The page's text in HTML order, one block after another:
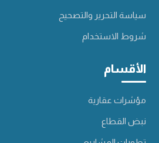
سياسة التحرير والتصحيح
شروط الاستخدام
الأقسام
مؤشرات عقارية
نبض القطاع